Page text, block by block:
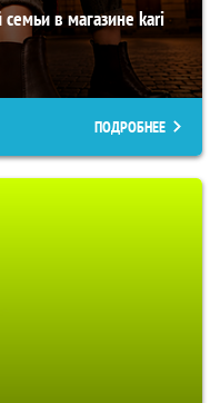
в магазине kari
ПОДРОБНЕЕ